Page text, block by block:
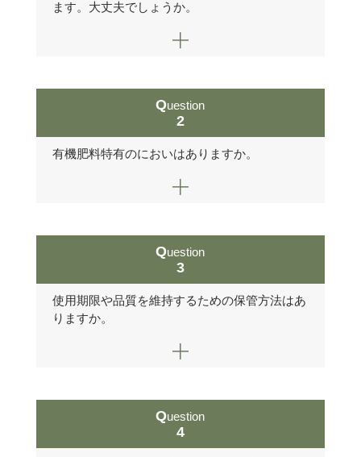
ます。大丈夫でしょうか。
Question
2
有機肥料特有のにおいはありますか。
Question
3
使用期限や品質を維持するための保管方法はあ
りますか。
Question
4